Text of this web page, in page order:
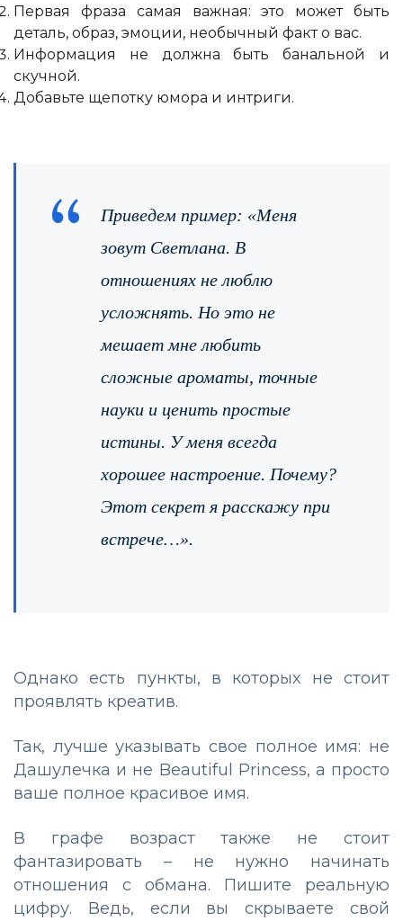
Первая фраза самая важная: это может быть
деталь, образ, эмоции, необычный факт о вас.
Информация не должна быть банальной и
скучной.
Добавьте щепотку юмора и интриги.
Приведем пример: «Меня
зовут Светлана. В
отношениях не люблю
усложнять. Но это не
мешает мне любить
сложные ароматы, точные
науки и ценить простые
истины. У меня всегда
хорошее настроение. Почему?
Этот секрет я расскажу при
встрече…».
Однако есть пункты, в которых не стоит
проявлять креатив.
Так, лучше указывать свое полное имя: не
Дашулечка и не Beautiful Princess, а просто
ваше полное красивое имя.
В графе возраст также не стоит
фантазировать – не нужно начинать
отношения с обмана. Пишите реальную
цифру. Ведь, если вы скрываете свой